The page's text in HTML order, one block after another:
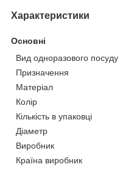
Характеристики
Основні
Вид одноразового посуду
Призначення
Матеріал
Колір
Кількість в упаковці
Діаметр
Виробник
Країна виробник